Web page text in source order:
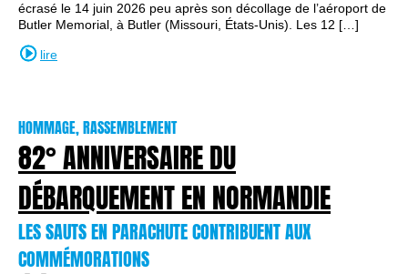
écrasé le 14 juin 2026 peu après son décollage de l’aéroport de
Butler Memorial, à Butler (Missouri, États-Unis). Les 12 […]
lire
HOMMAGE, RASSEMBLEMENT
82° ANNIVERSAIRE DU
DÉBARQUEMENT EN NORMANDIE
LES SAUTS EN PARACHUTE CONTRIBUENT AUX
COMMÉMORATIONS